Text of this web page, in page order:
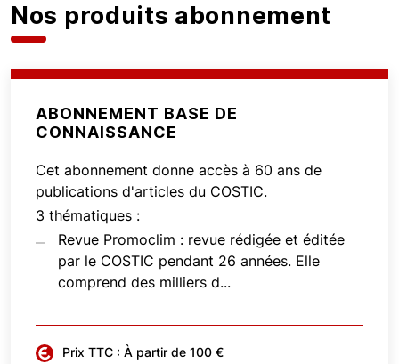
Nos produits abonnement
ABONNEMENT BASE DE
CONNAISSANCE
Cet abonnement donne accès à 60 ans de
publications d'articles du COSTIC.
3 thématiques :
Revue Promoclim : revue rédigée et éditée
par le COSTIC pendant 26 années. Elle
comprend des milliers d...
Prix TTC : À partir de 100 €